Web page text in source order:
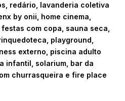
redário, lavanderia coletiva
by onii, home cinema,
com copa, sauna seca,
playground,
externo, piscina adulto
infantil, solarium, bar da
churrasqueira e fire place